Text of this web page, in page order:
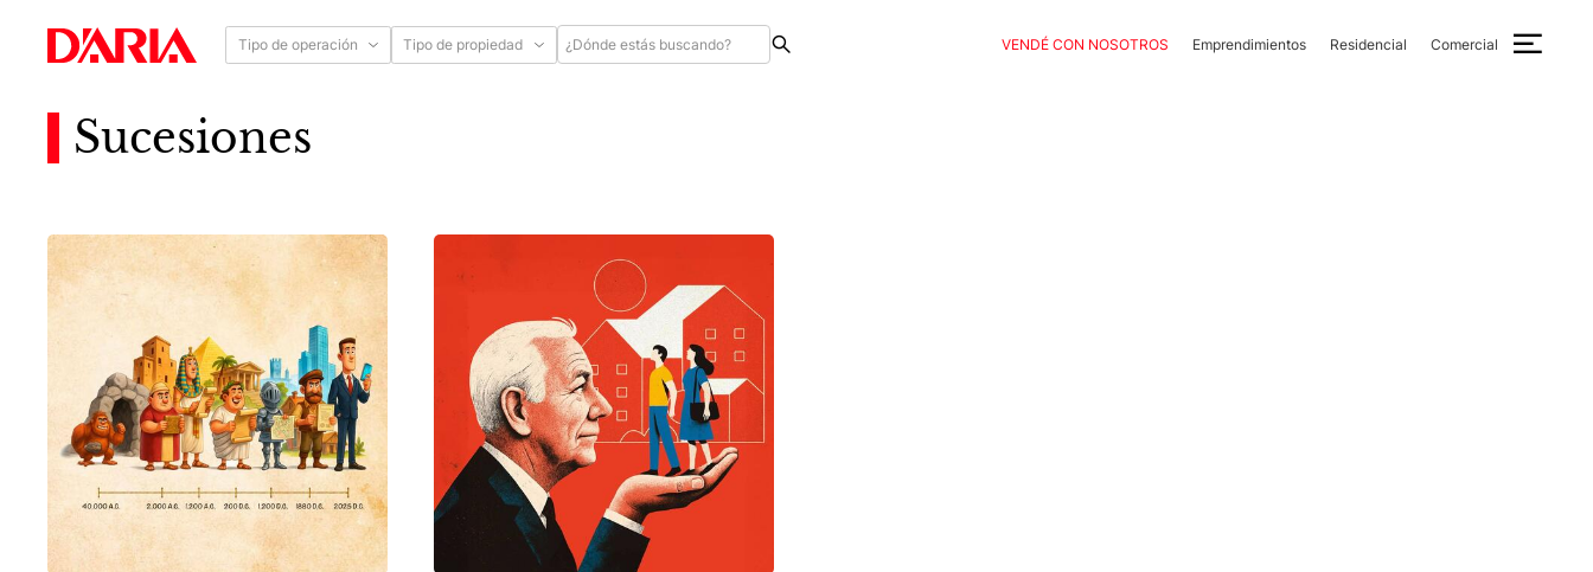
Tipo de operación Tipo de propiedad VENDÉ CON NOSOTROS Emprendimientos Residencial Comercial
Sucesiones